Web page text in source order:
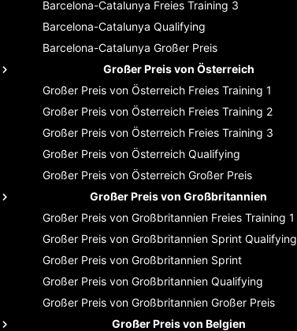
Barcelona-Catalunya Freies Training 3
Barcelona-Catalunya Qualifying
Barcelona-Catalunya Großer Preis
Großer Preis von Österreich
Großer Preis von Österreich Freies Training 1
Großer Preis von Österreich Freies Training 2
Großer Preis von Österreich Freies Training 3
Großer Preis von Österreich Qualifying
Großer Preis von Österreich Großer Preis
Großer Preis von Großbritannien
Großer Preis von Großbritannien Freies Training 1
Großer Preis von Großbritannien Sprint Qualifying
Großer Preis von Großbritannien Sprint
Großer Preis von Großbritannien Qualifying
Großer Preis von Großbritannien Großer Preis
Großer Preis von Belgien